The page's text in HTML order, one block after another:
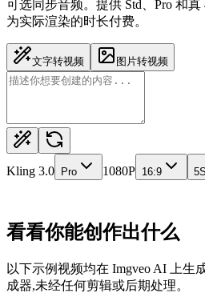
可选同步音频。提供 Std、Pro 和
为实际渲染的时长付费。
文字转视频 图片转视频
Kling 3.0 Pro 1080P 16:9 5S
看看你能创作出什么
以下示例视频均在 Imgveo AI 上
成器,未经任何剪辑或后期处理。